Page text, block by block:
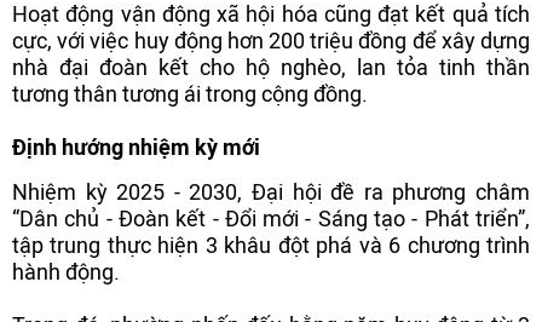
Hoạt động vận động xã hội hóa cũng đạt kết quả tích
cực, với việc huy động hơn 200 triệu đồng để xây dựng
nhà đại đoàn kết cho hộ nghèo, lan tỏa tinh thần
tương thân tương ái trong cộng đồng.
Định hướng nhiệm kỳ mới
Nhiệm kỳ 2025 - 2030, Đại hội đề ra phương châm
“Dân chủ - Đoàn kết - Đổi mới - Sáng tạo - Phát triển”,
tập trung thực hiện 3 khâu đột phá và 6 chương trình
hành động.